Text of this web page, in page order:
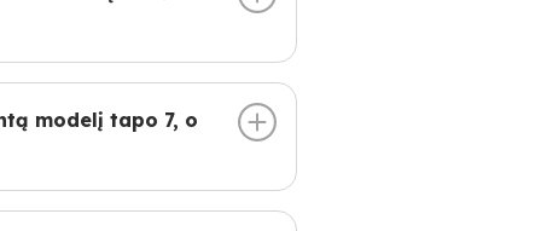
modelį tapo 7, o